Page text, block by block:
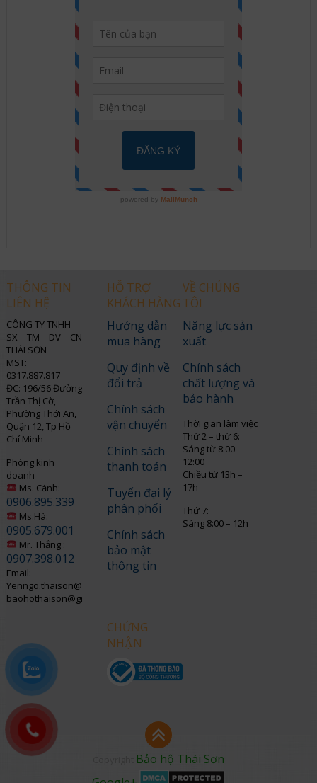
THÔNG TIN
LIÊN HỆ
CÔNG TY TNHH
SX – TM – DV – CN
THÁI SƠN
MST:
0317.887.817
ĐC: 196/56 Đường
Trần Thị Cờ,
Phường Thới An,
Quận 12, Tp Hồ
Chí Minh
Phòng kinh
doanh
Ms. Cảnh:
0906.895.339
Ms.Hà:
0905.679.001
Mr. Thắng :
0907.398.012
Email:
Yenngo.thaison@gmail.com
baohothaison@gmail.com
HỖ TRỢ
KHÁCH HÀNG
Hướng dẫn
mua hàng
Quy định về
đổi trả
Chính sách
vận chuyển
Chính sách
thanh toán
Tuyển đại lý
phân phối
Chính sách
bảo mật
thông tin
CHỨNG
NHẬN
VỀ CHÚNG
TÔI
Năng lực sản
xuất
Chính sách
chất lượng và
bảo hành
Thời gian làm việc
Thứ 2 – thứ 6:
Sáng từ 8:00 –
12:00
Chiều từ 13h –
17h
Thứ 7:
Sáng 8:00 – 12h
Bảo hộ Thái Sơn